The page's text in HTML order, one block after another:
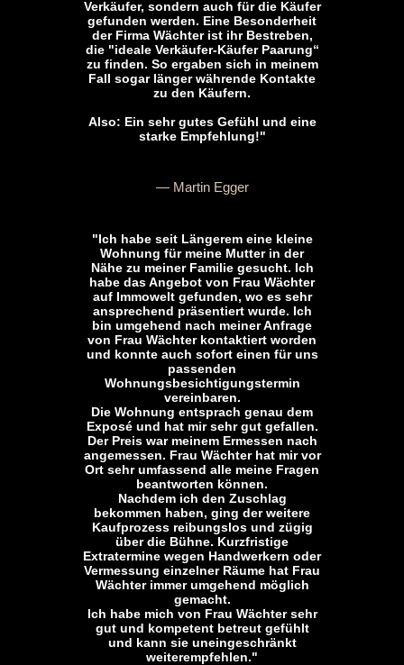
Verkäufer, sondern auch für die Käufer
gefunden werden. Eine Besonderheit
der Firma Wächter ist ihr Bestreben,
die "ideale Verkäufer-Käufer Paarung“
zu finden. So ergaben sich in meinem
Fall sogar länger währende Kontakte
zu den Käufern.
Also: Ein sehr gutes Gefühl und eine
starke Empfehlung!"
— Martin Egger
"Ich habe seit Längerem eine kleine
Wohnung für meine Mutter in der
Nähe zu meiner Familie gesucht. Ich
habe das Angebot von Frau Wächter
auf Immowelt gefunden, wo es sehr
ansprechend präsentiert wurde. Ich
bin umgehend nach meiner Anfrage
von Frau Wächter kontaktiert worden
und konnte auch sofort einen für uns
passenden
Wohnungsbesichtigungstermin
vereinbaren.
Die Wohnung entsprach genau dem
Exposé und hat mir sehr gut gefallen.
Der Preis war meinem Ermessen nach
angemessen. Frau Wächter hat mir vor
Ort sehr umfassend alle meine Fragen
beantworten können.
Nachdem ich den Zuschlag
bekommen haben, ging der weitere
Kaufprozess reibungslos und zügig
über die Bühne. Kurzfristige
Extratermine wegen Handwerkern oder
Vermessung einzelner Räume hat Frau
Wächter immer umgehend möglich
gemacht.
Ich habe mich von Frau Wächter sehr
gut und kompetent betreut gefühlt
und kann sie uneingeschränkt
weiterempfehlen."